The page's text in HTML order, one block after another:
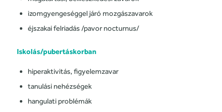
izomgyengeséggel járó mozgászavarok
éjszakai felriadás /pavor nocturnus/
Iskolás/pubertáskorban
hiperaktivitás, figyelemzavar
tanulási nehézségek
hangulati problémák